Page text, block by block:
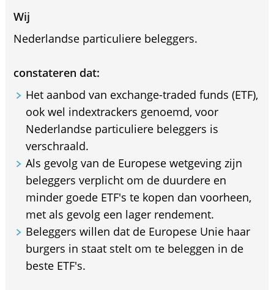
Wij
Nederlandse particuliere beleggers.
constateren dat:
Het aanbod van exchange-traded funds (ETF),
ook wel indextrackers genoemd, voor
Nederlandse particuliere beleggers is
verschraald.
Als gevolg van de Europese wetgeving zijn
beleggers verplicht om de duurdere en
minder goede ETF's te kopen dan voorheen,
met als gevolg een lager rendement.
Beleggers willen dat de Europese Unie haar
burgers in staat stelt om te beleggen in de
beste ETF's.